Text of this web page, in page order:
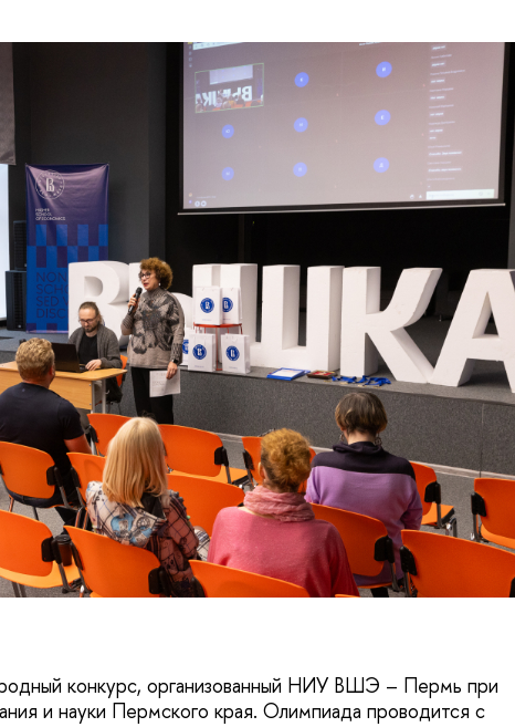
конкурс, организованный НИУ ВШЭ – Пермь при
и науки Пермского края. Олимпиада проводится с